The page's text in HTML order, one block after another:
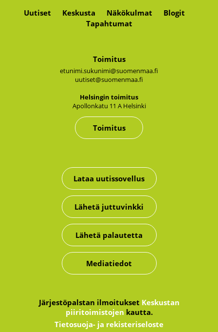
Uutiset Keskusta Näkökulmat
Blogit
Tapahtumat
Toimitus
etunimi.sukunimi@suomenmaa.fi
uutiset@suomenmaa.fi
Hel­sin­gin toi­mi­tus
Apol­lon­ka­tu 11 A Hel­sin­ki
Toimitus
Lataa uutissovellus
Lähetä juttuvinkki
Lähetä palautetta
Mediatiedot
Järjestöpalstan ilmoitukset Keskustan
piiritoimistojen kautta.
Tietosuoja- ja rekisteriseloste